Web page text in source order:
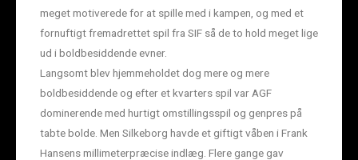
meget motiverede for at spille med i kampen, og med et
fornuftigt fremadrettet spil fra SIF så de to hold meget lige
ud i boldbesiddende evner.
Langsomt blev hjemmeholdet dog mere og mere
boldbesiddende og efter et kvarters spil var AGF
dominerende med hurtigt omstillingsspil og genpres på
tabte bolde. Men Silkeborg havde et giftigt våben i Frank
Hansens millimeterpræcise indlæg. Flere gange gav